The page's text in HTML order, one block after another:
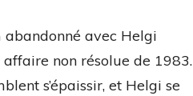
abandonné avec Helgi
non résolue de 1983.
s’épaissir, et Helgi se